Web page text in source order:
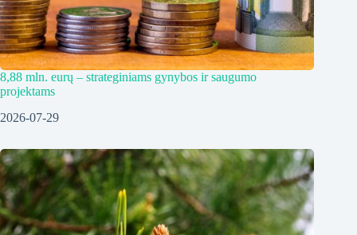
8,88 mln. eurų – strateginiams gynybos ir saugumo
projektams
2026-07-29